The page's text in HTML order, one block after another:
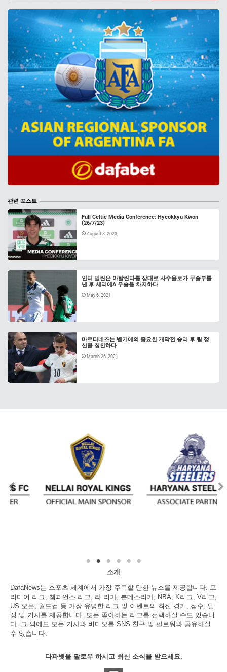
관련 포스트
Full Celtic Media Conference: Hyeokkyu Kwon
(26/7/23)
August 3, 2023
인터 밀란은 아탈란타를 상대로 사수올로가 무승부를
낸 후 세리에A 우승을 차지하다
May 6, 2021
마르티네즈는 벨기에의 중요한 개막전 승리 후 팀 정
신을 칭찬하다
March 26, 2021
소개
DafaNews는 스포츠 세계에서 가장 주목할 만한 뉴스를 제공합니다. 프
리미어 리그, 챔피언스 리그, 라 리가, 분데스리가, NBA, K리그, V리그,
US 오픈, 월드컵 등 가장 유명한 리그 및 이벤트의 최신 경기, 점수, 일
정 및 기사를 제공합니다. 또는 좋아하는 리그를 선택하실 수도 있습니
다. 그 외에도 모든 기사와 비디오를 SNS 친구 및 팔로워와 공유하실
수 있습니다.
다파벳을 팔로우 하시고 최신 소식을 받으세요.